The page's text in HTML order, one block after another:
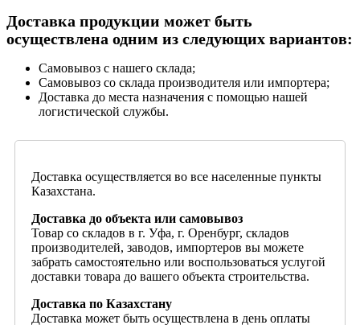
Доставка продукции может быть
осуществлена одним из следующих вариантов:
Самовывоз с нашего склада;
Самовывоз со склада производителя или импортера;
Доставка до места назначения с помощью нашей
логистической службы.
Доставка осуществляется во все населенные пункты
Казахстана.
Доставка до объекта или самовывоз
Товар со складов в г. Уфа, г. Оренбург, складов
производителей, заводов, импортеров вы можете
забрать самостоятельно или воспользоваться услугой
доставки товара до вашего объекта строительства.
Доставка по Казахстану
Доставка может быть осуществлена в день оплаты